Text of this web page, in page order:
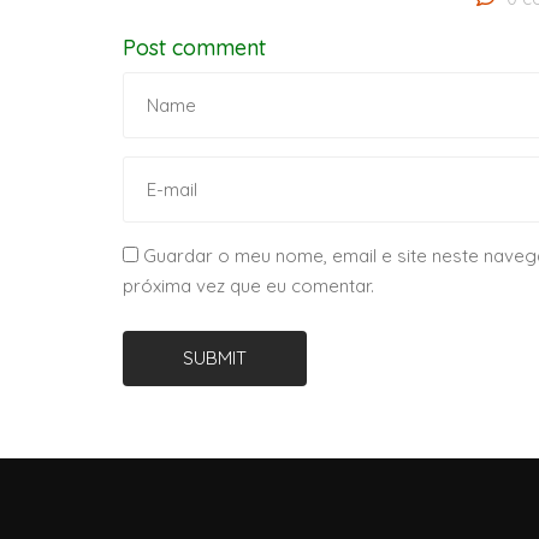
Post comment
Guardar o meu nome, email e site neste
próxima vez que eu comentar.
SUBMIT